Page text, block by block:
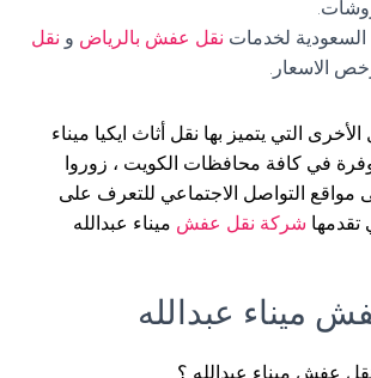
السعودية لخدمات نقل عفش بالرياض و نقل
الاسعار.
التي يتميز بها نقل أثاث ايكيا ميناء
في كافة محافظات الكويت ، زوروا
مواقع التواصل الاجتماعي للتعرف على
شركة نقل عفش ميناء عبدالله
ميناء عبدالله
عفش ميناء عبدالله ؟